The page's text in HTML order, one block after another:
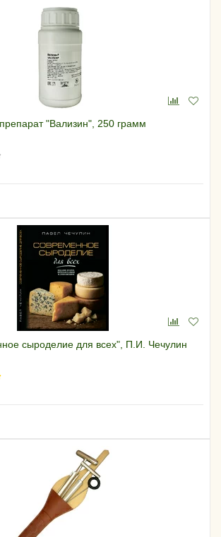
"Вализин", 250 грамм
сыроделие для всех", П.И. Чечулин